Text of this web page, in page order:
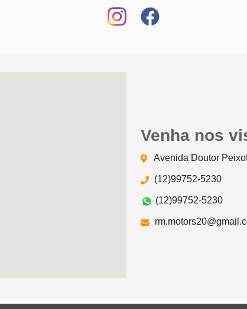
Venha nos
Avenida Doutor
(12)99752-5230
(12)99752-5230